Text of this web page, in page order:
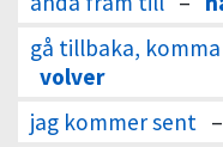
gå tillbaka,
volver
jag kommer sent –